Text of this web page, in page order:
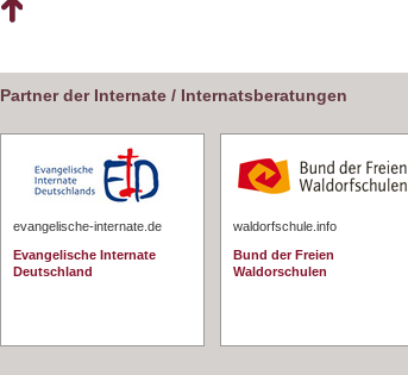
Partner der Internate / Internatsberatungen
evangelische-internate.de
Evangelische Internate
Deutschland
waldorfschule.info
Bund der Freien
Waldorschulen